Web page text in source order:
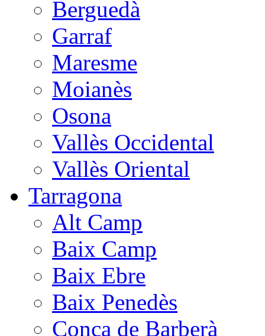
Berguedà
Garraf
Maresme
Moianès
Osona
Vallès Occidental
Vallès Oriental
Tarragona
Alt Camp
Baix Camp
Baix Ebre
Baix Penedès
Conca de Barberà